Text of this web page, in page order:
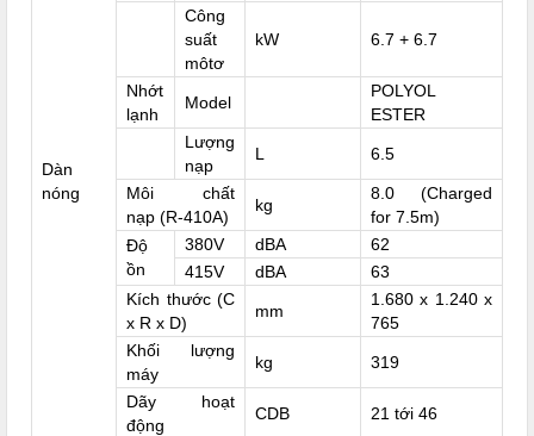
Dàn
nóng
Công
suất
môtơ
kW 6.7 + 6.7
Nhớt
lạnh
Model
POLYOL
ESTER
Lượng
nạp
L 6.5
Môi chất
nạp (R-410A)
kg
8.0 (Charged
for 7.5m)
Độ
ồn
380V dBA
62
415V
dBA
63
Kích thước (C
x R x D)
mm
1.680 x 1.240 x
765
Khối lượng
máy
kg 319
Dãy hoạt
động
CDB 21 tới 46